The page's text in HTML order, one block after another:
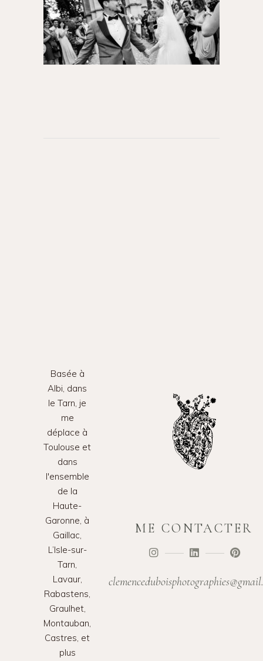
Basée à
Albi, dans
le Tarn, je
me
déplace à
Toulouse et
dans
l'ensemble
de la
Haute-
Garonne, à
Gaillac,
L’Isle-sur-
Tarn,
Lavaur,
Rabastens,
Graulhet,
Montauban,
Castres, et
plus
ME CONTACTER